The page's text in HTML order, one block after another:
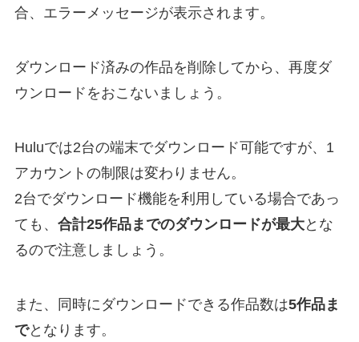
合、エラーメッセージが表示されます。
ダウンロード済みの作品を削除してから、再度ダ
ウンロードをおこないましょう。
Huluでは2台の端末でダウンロード可能ですが、1
アカウントの制限は変わりません。
2台でダウンロード機能を利用している場合であっ
ても、 合計25作品までのダウンロードが最大とな
るので注意しましょう。
また、同時にダウンロードできる作品数は5作品ま
でとなります。